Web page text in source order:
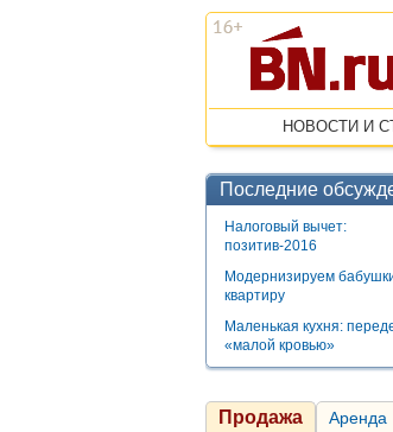
НОВОСТИ И
Последние
Налоговый вычет:
позитив-2016
Модернизируем
квартиру
Маленькая кухня:
«малой кровью»
Продажа Аренда